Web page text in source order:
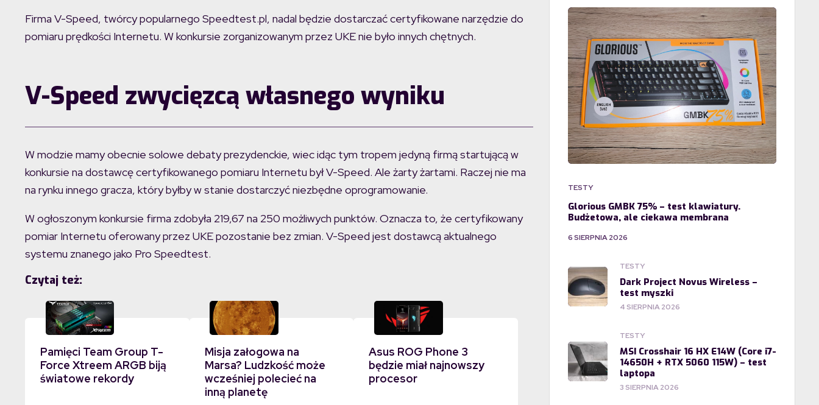
Firma V-Speed, twórcy popularnego Speedtest.pl, nadal będzie dostarczać certyfikowane narzędzie do
pomiaru prędkości Internetu. W konkursie zorganizowanym przez UKE nie było innych chętnych.
V-Speed zwycięzcą własnego wyniku
W modzie mamy obecnie solowe debaty prezydenckie, wiec idąc tym tropem jedyną firmą startującą w
konkursie na dostawcę certyfikowanego pomiaru Internetu był V-Speed. Ale żarty żartami. Raczej nie ma
na rynku innego gracza, który byłby w stanie dostarczyć niezbędne oprogramowanie.
W ogłoszonym konkursie firma zdobyła 219,67 na 250 możliwych punktów. Oznacza to, że certyfikowany
pomiar Internetu oferowany przez UKE pozostanie bez zmian. V-Speed jest dostawcą aktualnego
systemu znanego jako Pro Speedtest.
Czytaj też:
Pamięci Team Group T-
Force Xtreem ARGB biją
światowe rekordy
Misja załogowa na
Marsa? Ludzkość może
wcześniej polecieć na
inną planetę
Asus ROG Phone 3
będzie miał najnowszy
procesor
TESTY
Glorious GMBK 75% – test klawiatury.
Budżetowa, ale ciekawa membrana
6 SIERPNIA 2026
TESTY
Dark Project Novus Wireless –
test myszki
4 SIERPNIA 2026
TESTY
MSI Crosshair 16 HX E14W (Core i7-
14650H + RTX 5060 115W) – test
laptopa
3 SIERPNIA 2026